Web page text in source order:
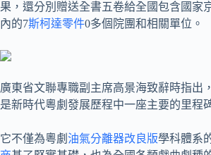
果，還分別贈送全書五卷給全國包含國家
內的7斯柯達零件0多個院團和相關單位。
廣東省文聯專職副主席高景海致辭時指出
是新時代粵劇發展歷程中一座主要的里程
它不僅為粵劇 油氣分離器改良版學科體系